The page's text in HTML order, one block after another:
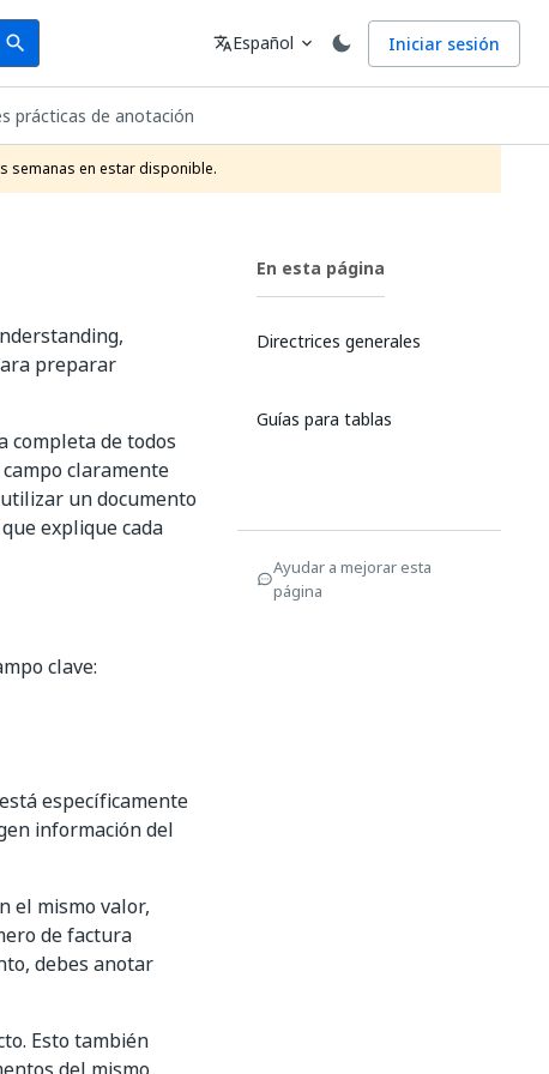
search Idioma
translateEspañol expand_more Iniciar sesión
prácticas de anotación
semanas en estar disponible.
preparar
completa de todos
claramente
un documento
explique cada
clave:
específicamente
información del
el mismo valor,
de factura
debes anotar
Esto también
En esta página
Directrices generales
Guías para tablas
Ayudar a mejorar esta
página